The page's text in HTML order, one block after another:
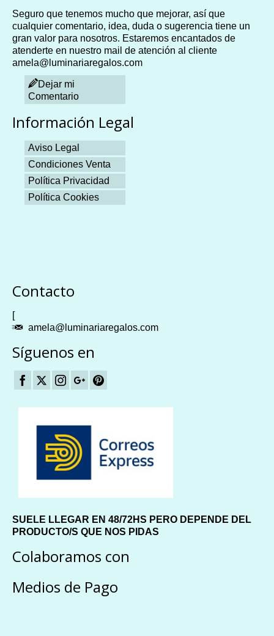
Seguro que tenemos mucho que mejorar, así que
cualquier comentario, idea, duda o sugerencia tiene un
gran valor para nosotros. Estaremos encantados de
atenderte en nuestro mail de atención al cliente
amela@luminariaregalos.com
Dejar mi
Comentario
Información Legal
Aviso Legal
Condiciones Venta
Política Privacidad
Política Cookies
Contacto
[
amela@luminariaregalos.com
Síguenos en
SUELE LLEGAR EN 48/72HS PERO DEPENDE DEL
PRODUCTO/S QUE NOS PIDAS
Colaboramos con
Medios de Pago